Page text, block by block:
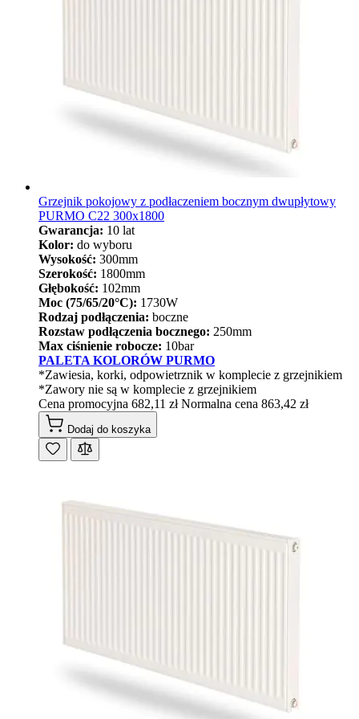
Grzejnik pokojowy z podłaczeniem bocznym dwupłytowy
PURMO C22 300x1800
Gwarancja: 10 lat
Kolor: do wyboru
Wysokość: 300mm
Szerokość: 1800mm
Głębokość: 102mm
Moc (75/65/20°C): 1730W
Rodzaj podłączenia: boczne
Rozstaw podłączenia bocznego: 250mm
Max ciśnienie robocze: 10bar
PALETA KOLORÓW PURMO
*Zawiesia, korki, odpowietrznik w komplecie z grzejnikiem
*Zawory nie są w komplecie z grzejnikiem
Cena promocyjna 682,11 zł Normalna cena 863,42 zł
Dodaj do koszyka